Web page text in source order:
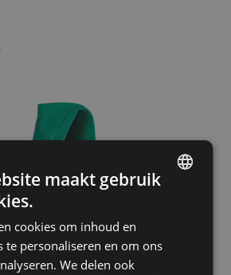
CZECH
HUNGARIAN
maakt gebruik
cookies om inhoud en
te personaliseren en om ons
We delen ook